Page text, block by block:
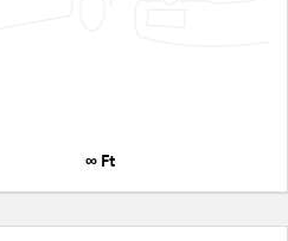
∞ Ft